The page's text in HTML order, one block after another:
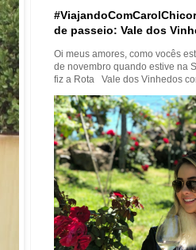
de passeio: Vale dos
Oi meus amores, como vocês
de novembro quando estive na
fiz a Rota Vale dos Vinhedos